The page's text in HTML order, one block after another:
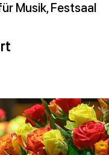
Musik, Festsaal